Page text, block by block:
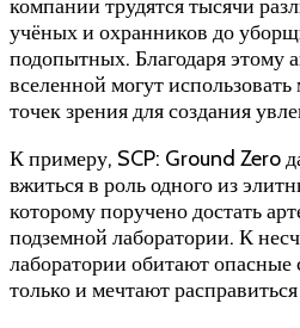
компании трудятся тысячи
учёных и охранников до
подопытных. Благодаря этому
вселенной могут
точек зрения для создания
К примеру, SCP: Ground Zero
вжиться в роль одного из
которому поручено достать
подземной лаборатории. К
лаборатории обитают
только и мечтают